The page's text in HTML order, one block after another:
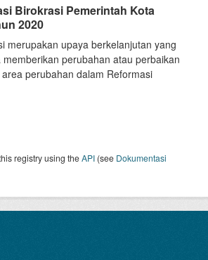
Birokrasi Pemerintah Kota
2020
merupakan upaya berkelanjutan yang
perubahan atau perbaikan
perubahan dalam Reformasi
registry using theAPI (see Dokumentasi